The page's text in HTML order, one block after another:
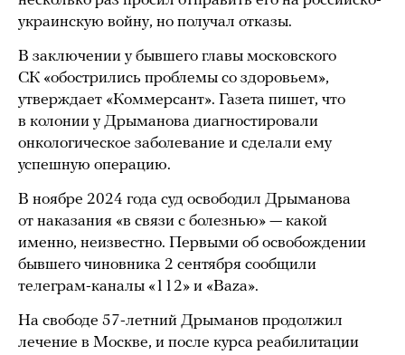
украинскую войну, но получал отказы.
В заключении у бывшего главы московского
СК «обострились проблемы со здоровьем»,
утверждает «Коммерсант». Газета пишет, что
в колонии у Дрыманова диагностировали
онкологическое заболевание и сделали ему
успешную операцию.
В ноябре 2024 года суд освободил Дрыманова
от наказания «в связи с болезнью» — какой
именно, неизвестно. Первыми об освобождении
бывшего чиновника 2 сентября сообщили
телеграм-каналы «112» и «Baza».
На свободе 57-летний Дрыманов продолжил
лечение в Москве, и после курса реабилитации